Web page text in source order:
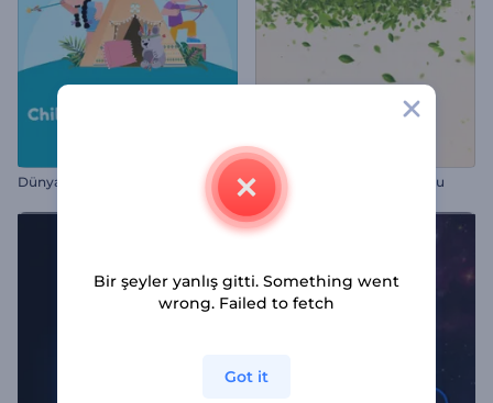
Dünya Çocuk Günü Tebrik Kartı Yeşil ve Çevreci Giriş Videosu
Bir şeyler yanlış gitti. Something went
wrong. Failed to fetch
Got it